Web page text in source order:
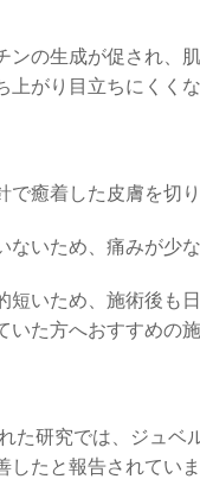
ンの生成が促され、
上がり目立ちにくくな
で癒着した皮膚を切
ないため、痛みが少
短いため、施術後も
いた方へおすすめの施
た研究では、ジュベ
したと報告されていま